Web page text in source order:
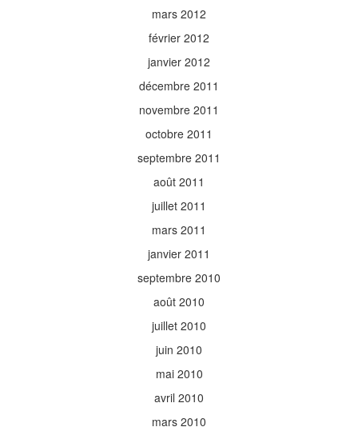
mars 2012
février 2012
janvier 2012
décembre 2011
novembre 2011
octobre 2011
septembre 2011
août 2011
juillet 2011
mars 2011
janvier 2011
septembre 2010
août 2010
juillet 2010
juin 2010
mai 2010
avril 2010
mars 2010